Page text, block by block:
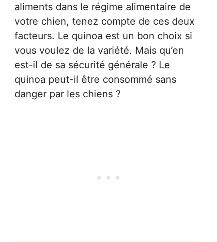
aliments dans le régime alimentaire de
votre chien, tenez compte de ces deux
facteurs. Le quinoa est un bon choix si
vous voulez de la variété. Mais qu’en
est-il de sa sécurité générale ? Le
quinoa peut-il être consommé sans
danger par les chiens ?